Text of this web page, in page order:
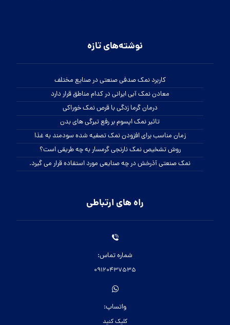
نوشته‌های تازه
کاربرد نمک صدفی صنعتی در صنایع مختلف
معادن نمک آبی ایرانی در کدام مناطق قرار دارد
درمان گرما زدگی با قرص نمک خوراکی
تاثیر نمک اپسوم بر رفع تیرگی های بدن
زمان مناسب برای افزودن نمک تصفیه شده سودمند به غذا
روش تشخیص نمک نارنجی گرمسار به چه طریقی است؟
نمک صنعتی آذرخش در چه صنایعی مورد استفاده قرار می گیرد.
راه های ارتباطی
شماره تماس:
09120437535
واتساپ:
کلیک کنید